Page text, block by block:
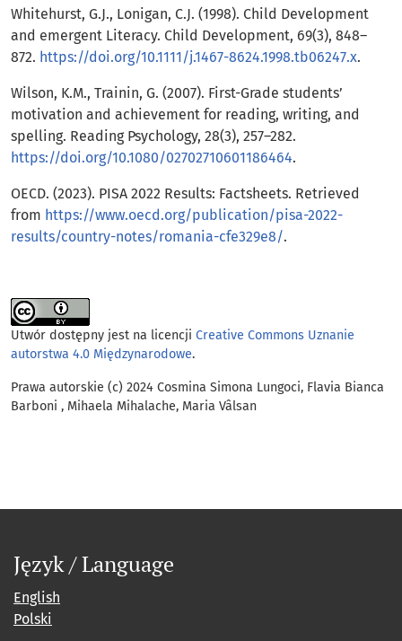
Whitehurst, G.J., Lonigan, C.J. (1998). Child Development
and emergent Literacy. Child Development, 69(3), 848–
872. https://doi.org/10.1111/j.1467-8624.1998.tb06247.x.
Wilson, K.M., Trainin, G. (2007). First-Grade students’
motivation and achievement for reading, writing, and
spelling. Reading Psychology, 28(3), 257–282.
https://doi.org/10.1080/02702710601186464.
OECD. (2023). PISA 2022 Results: Factsheets. Retrieved
from https://www.oecd.org/publication/pisa-2022-
results/country-notes/romania-cfe329e8/.
Utwór dostępny jest na licencji Creative Commons Uznanie
autorstwa 4.0 Międzynarodowe.
Prawa autorskie (c) 2024 Cosmina Simona Lungoci, Flavia Bianca
Barboni , Mihaela Mihalache, Maria Vâlsan
Język / Language
English
Polski